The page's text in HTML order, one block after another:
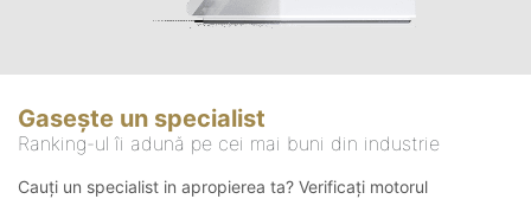
Gasește un specialist
Ranking-ul îi adună pe cei mai buni din industrie
Cauți un specialist in apropierea ta? Verificați motorul